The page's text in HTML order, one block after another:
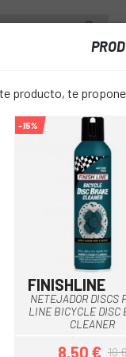
TREU ÒXID
producto, te
-15%
FINISHLINE
NETEJADOR DISCS
LINE BICYCLE DISC
CLEANER
8,50 € 10